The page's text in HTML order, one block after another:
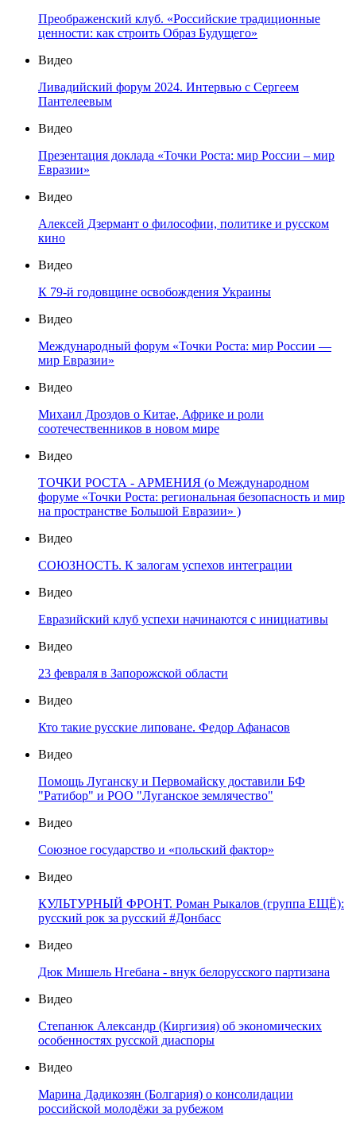
Преображенский клуб. «Российские традиционные
ценности: как строить Образ Будущего»
Видео
Ливадийский форум 2024. Интервью с Сергеем
Пантелеевым
Видео
Презентация доклада «Точки Роста: мир России – мир
Евразии»
Видео
Алексей Дзермант о философии, политике и русском
кино
Видео
К 79-й годовщине освобождения Украины
Видео
Международный форум «Точки Роста: мир России —
мир Евразии»
Видео
Михаил Дроздов о Китае, Африке и роли
соотечественников в новом мире
Видео
ТОЧКИ РОСТА - АРМЕНИЯ (о Международном
форуме «Точки Роста: региональная безопасность и мир
на пространстве Большой Евразии» )
Видео
СОЮЗНОСТЬ. К залогам успехов интеграции
Видео
Евразийский клуб успехи начинаются с инициативы
Видео
23 февраля в Запорожской области
Видео
Кто такие русские липоване. Федор Афанасов
Видео
Помощь Луганску и Первомайску доставили БФ
"Ратибор" и РОО "Луганское землячество"
Видео
Союзное государство и «польский фактор»
Видео
КУЛЬТУРНЫЙ ФРОНТ. Роман Рыкалов (группа ЕЩЁ):
русский рок за русский #Донбасс
Видео
Дюк Мишель Нгебана - внук белорусского партизана
Видео
Степанюк Александр (Киргизия) об экономических
особенностях русской диаспоры
Видео
Марина Дадикозян (Болгария) о консолидации
российской молодёжи за рубежом